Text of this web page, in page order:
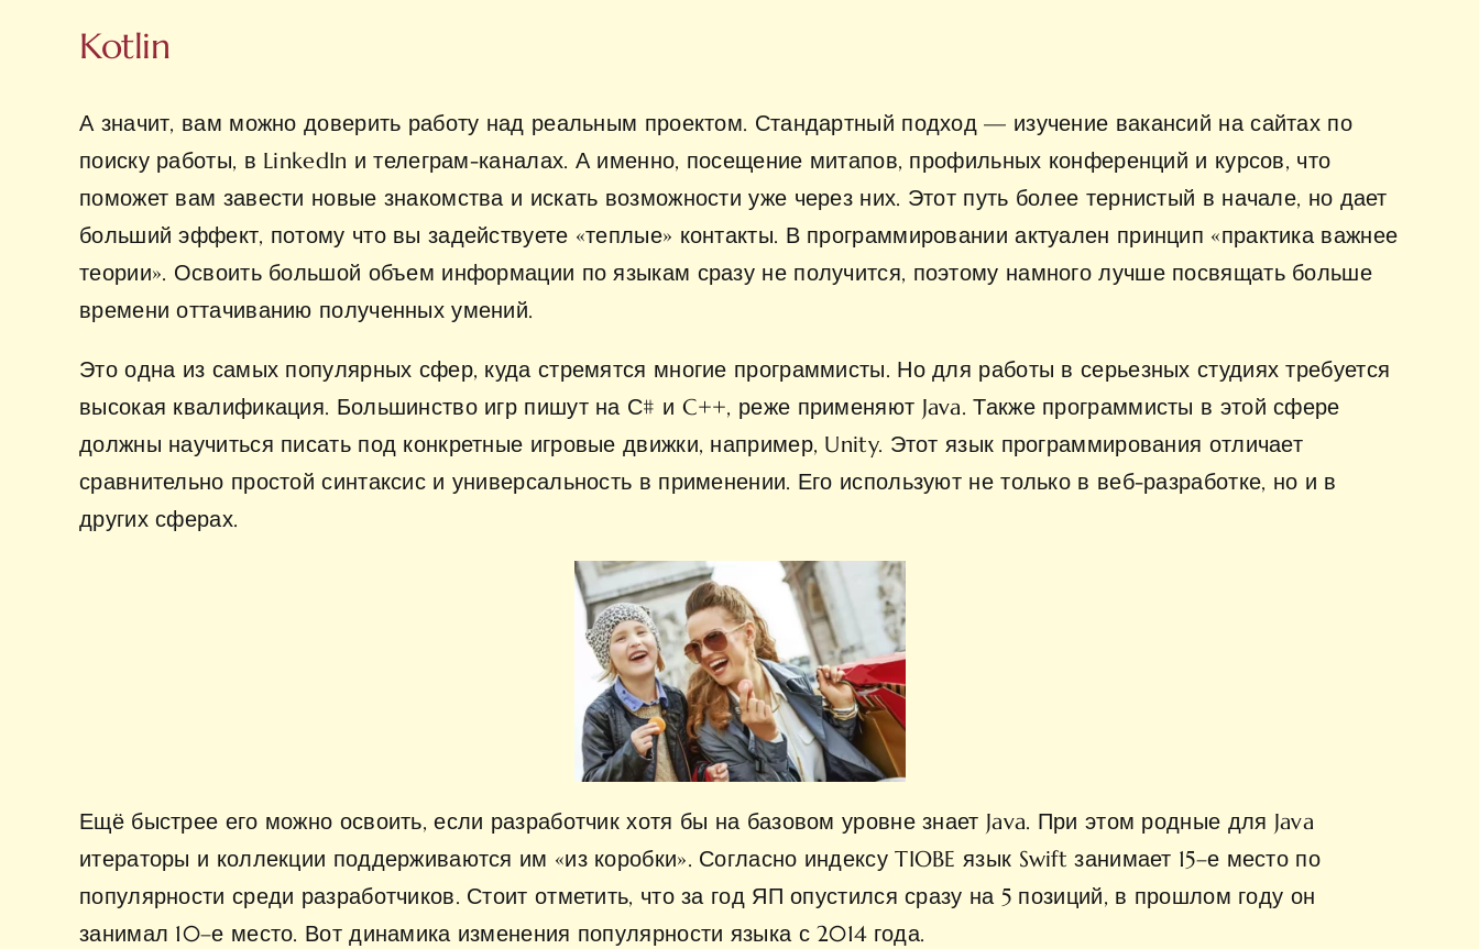
Kotlin
А значит, вам можно доверить работу над реальным проектом. Стандартный подход — изучение вакансий на сайтах по
поиску работы, в LinkedIn и телеграм-каналах. А именно, посещение митапов, профильных конференций и курсов, что
поможет вам завести новые знакомства и искать возможности уже через них. Этот путь более тернистый в начале, но дает
больший эффект, потому что вы задействуете «теплые» контакты. В программировании актуален принцип «практика важнее
теории». Освоить большой объем информации по языкам сразу не получится, поэтому намного лучше посвящать больше
времени оттачиванию полученных умений.
Это одна из самых популярных сфер, куда стремятся многие программисты. Но для работы в серьезных студиях требуется
высокая квалификация. Большинство игр пишут на С# и C++, реже применяют Java. Также программисты в этой сфере
должны научиться писать под конкретные игровые движки, например, Unity. Этот язык программирования отличает
сравнительно простой синтаксис и универсальность в применении. Его используют не только в веб-разработке, но и в
других сферах.
Ещё быстрее его можно освоить, если разработчик хотя бы на базовом уровне знает Java. При этом родные для Java
итераторы и коллекции поддерживаются им «из коробки». Согласно индексу TIOBE язык Swift занимает 15–е место по
популярности среди разработчиков. Стоит отметить, что за год ЯП опустился сразу на 5 позиций, в прошлом году он
занимал 10–е место. Вот динамика изменения популярности языка с 2014 года.